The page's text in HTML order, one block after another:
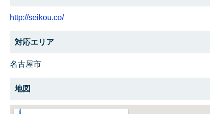
http://seikou.co/
対応エリア
名古屋市
地図